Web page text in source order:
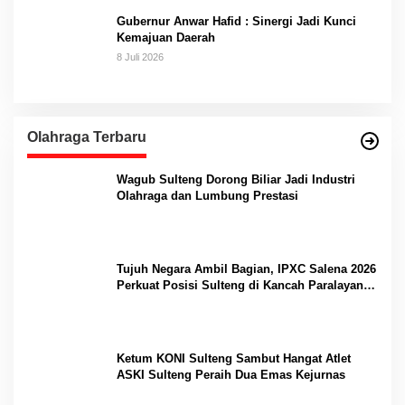
Gubernur Anwar Hafid : Sinergi Jadi Kunci
Kemajuan Daerah
8 Juli 2026
Olahraga Terbaru
Wagub Sulteng Dorong Biliar Jadi Industri
Olahraga dan Lumbung Prestasi
Tujuh Negara Ambil Bagian, IPXC Salena 2026
Perkuat Posisi Sulteng di Kancah Paralayang
Ketum KONI Sulteng Sambut Hangat Atlet
ASKI Sulteng Peraih Dua Emas Kejurnas